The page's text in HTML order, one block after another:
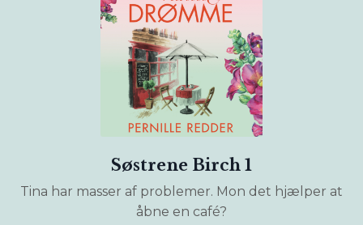
Søstrene Birch 1
Tina har masser af problemer. Mon det hjælper at
åbne en café?